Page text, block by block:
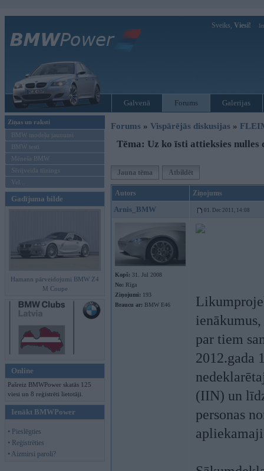
Sveiks, Viesi!
Galvenā Forums Galerijas
Ziņas un raksti
BMW modeļu jaunumi
BMW testi
Mēneša BMW
Sērijveida tūnings
Vel...
Gadījuma bilde
Hamann pārveidojumi BMW Z4
M Coupe
Online
Pašreiz BMWPower skatās 125
viesi un 8 reģistrēti lietotāji.
Ienākt BMWPower
• Pieslēgties
• Reģistrēties
• Aizmirsi paroli?
Forums » Vispārējās diskusijas »
Tēma: Uz ko īsti attieksies
Jauna tēma Atbildēt
Autors Ziņojums
Arnis_BMW 01. Dec 2011, 14:08
Kopš: 31. Jul 2008
No: Rīga
Ziņojumi: 193
Braucu ar: BMW E46
par tiem
2012.gada
(IIN) un
personas